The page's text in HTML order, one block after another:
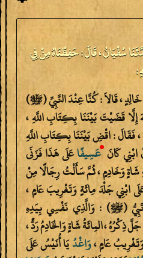
سُفْيَانُ ، قَالَ : حَفِظْنَاهُ مِنْ فِي
:
، قَالاَ : كُنَّا عِنْدَ النَّبِيِّ (ﷺ)
إِلَّا قَضَيْتَ بَيْنَنَا بِكِتَابِ اللَّهِ ،
فَقَالَ : اقْضِ بَيْنَنَا بِكِتَابِ اللَّهِ
كَانَ عَسِيفًاعَلَى هَذَا فَزَنَى
شَاةٍ وَخَادِمٍ ، ثُمَّ سَأَلْتُ رِجَالًا مِنْ
ابْنِي جَلْدَ مِائَةٍ وَتَغْرِيبَ عَامٍ ،
(ﷺ) : وَالَّذِي نَفْسِي بِيَدِهِ
، المِائَةُ شَاةٍ وَالخَادِمُ رَدٌّ ،
عَامٍ ،وَاغْدُيَا أُنَيْسُ عَلَى